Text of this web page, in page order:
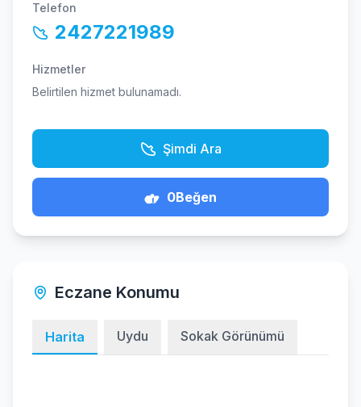
Telefon
2427221989
Hizmetler
Belirtilen hizmet bulunamadı.
Şimdi Ara
0Beğen
Eczane Konumu
Harita Uydu Sokak Görünümü